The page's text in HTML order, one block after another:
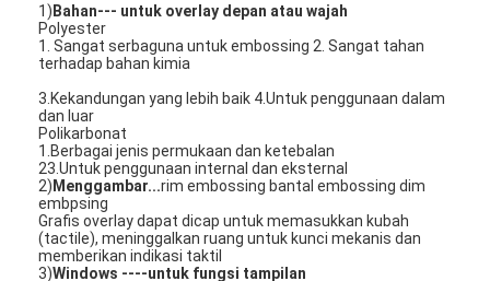
Rumah
video
Pertunjukan VR
Tentang Kami
1) Bahan--- untuk overlay depan atau wajah
Polyester
1. Sangat serbaguna untuk embossing 2. Sangat tahan
terhadap bahan kimia
3.Kekandungan yang lebih baik 4.Untuk penggunaan dalam
dan luar
Polikarbonat
1.Berbagai jenis permukaan dan ketebalan
23.Untuk penggunaan internal dan eksternal
2) Menggambar...rim embossing bantal embossing dim
embpsing
Grafis overlay dapat dicap untuk memasukkan kubah
(tactile), meninggalkan ruang untuk kunci mekanis dan
memberikan indikasi taktil
3)Windows ----untuk fungsi tampilan